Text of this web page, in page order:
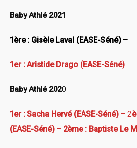
Baby Athlé 2021
1ère : Gisèle Laval (EASE-Séné) –
1er : Aristide Drago (EASE-Séné)
Baby Athlé 2020
1er : Sacha Hervé (EASE-Séné) – 2
(EASE-Séné) – 2ème : Baptiste Le